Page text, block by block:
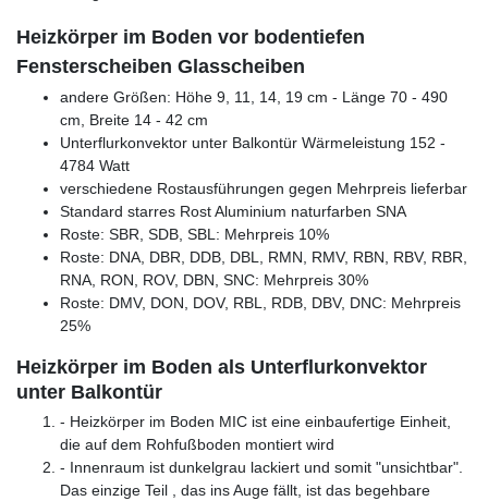
Heizkörper im Boden vor bodentiefen
Fensterscheiben Glasscheiben
andere Größen: Höhe 9, 11, 14, 19 cm - Länge 70 - 490
cm, Breite 14 - 42 cm
Unterflurkonvektor unter Balkontür Wärmeleistung 152 -
4784 Watt
verschiedene Rostausführungen gegen Mehrpreis lieferbar
Standard starres Rost Aluminium naturfarben SNA
Roste: SBR, SDB, SBL: Mehrpreis 10%
Roste: DNA, DBR, DDB, DBL, RMN, RMV, RBN, RBV, RBR,
RNA, RON, ROV, DBN, SNC: Mehrpreis 30%
Roste: DMV, DON, DOV, RBL, RDB, DBV, DNC: Mehrpreis
25%
Heizkörper im Boden als Unterflurkonvektor
unter Balkontür
- Heizkörper im Boden MIC ist eine einbaufertige Einheit,
die auf dem Rohfußboden montiert wird
- Innenraum ist dunkelgrau lackiert und somit "unsichtbar".
Das einzige Teil , das ins Auge fällt, ist das begehbare